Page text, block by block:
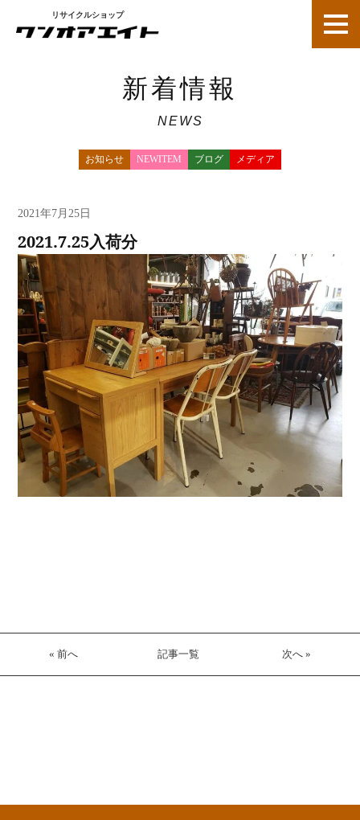
リサイクルショップ
新着情報
NEWS
お知らせ NEWITEM ブログ メディア
2021年7月25日
2021.7.25入荷分
« 前へ 記事一覧 次へ »